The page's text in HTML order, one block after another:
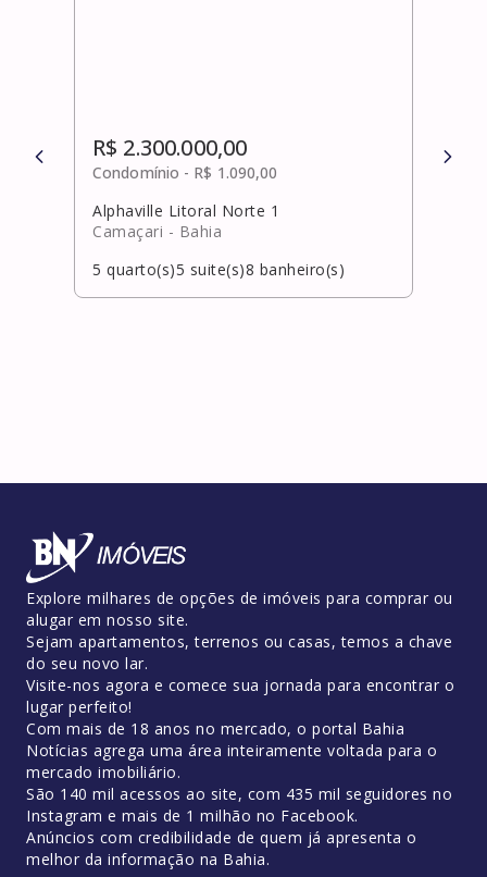
R$ 2.300.000,00
Condomínio - R$ 1.090,00
Alphaville Litoral Norte 1
Camaçari - Bahia
5 quarto(s)5 suite(s)8 banheiro(s)
R$
Explore milhares de opções de imóveis para comprar ou
alugar em nosso site.
Sejam apartamentos, terrenos ou casas, temos a chave
do seu novo lar.
Visite-nos agora e comece sua jornada para encontrar o
lugar perfeito!
Com mais de 18 anos no mercado, o portal Bahia
Notícias agrega uma área inteiramente voltada para o
mercado imobiliário.
São 140 mil acessos ao site, com 435 mil seguidores no
Instagram e mais de 1 milhão no Facebook.
Anúncios com credibilidade de quem já apresenta o
melhor da informação na Bahia.